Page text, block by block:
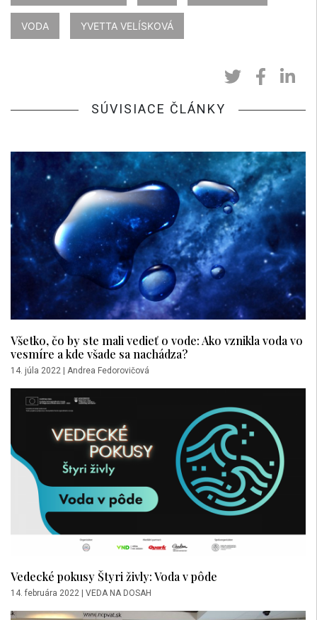
VODA YVETTA VELÍSKOVÁ
SÚVISIACE ČLÁNKY
Všetko, čo by ste mali vedieť o vode: Ako vznikla voda vo
vesmíre a kde všade sa nachádza?
14. júla 2022 | Andrea Fedorovičová
Vedecké pokusy Štyri živly: Voda v pôde
14. februára 2022 VEDA NA DOSAH